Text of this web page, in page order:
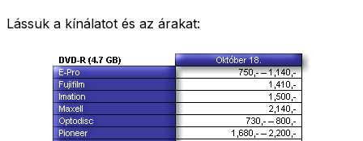
Lássuk a kínálatot és az árakat: